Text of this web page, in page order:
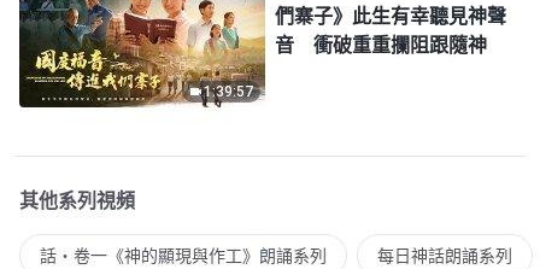
1:39:57
們寨子》此生有幸聽見神聲
音 衝破重重攔阻跟隨神
其他系列視頻
話・卷一《神的顯現與作工》朗誦系列 每日神話朗誦系列